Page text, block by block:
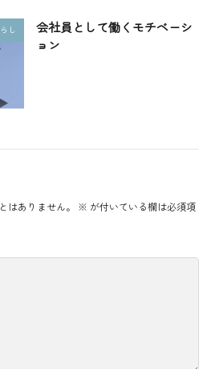
し
会社員として働くモチベーシ
ョン
はありません。 ※ が付いている欄は必須項